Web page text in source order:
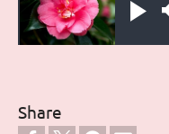
Play
Share